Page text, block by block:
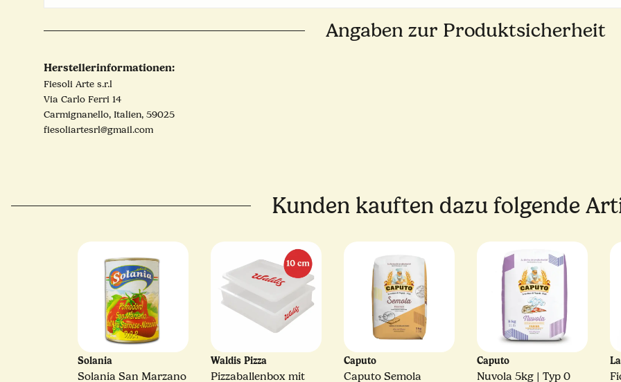
Angaben zur Produktsicherheit
Herstellerinformationen:
Fiesoli Arte s.r.l
Via Carlo Ferri 14
Carmignanello, Italien, 59025
fiesoliartesrl@gmail.com
Kunden kauften dazu folgende
Solania
Solania San Marzano
Waldis Pizza
Pizzaballenbox mit
Caputo
Caputo Semola
Caputo
Nuvola 5kg | Typ 0